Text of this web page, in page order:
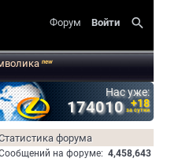
Форум Войти search
new
Нас уже:
174010 +18
за сутки
форума
на форуме: 4,458,643